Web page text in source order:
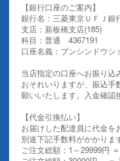
【銀行口座のご案内】
銀行名：三菱東京ＵＦＪ銀
支店：新板橋支店(185)
科目：普通 4367191
口座名義：ブンシンドウシ
当店指定の口座へお振り込
おそれいりますが、振込手
願いいたします。入金確認
【代金引換払い】
お届けした配達員に代金を
別途下記手数料がかかりま
ご注文総額：1～29999円